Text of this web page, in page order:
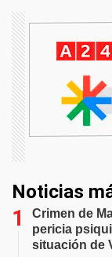
Noticias
Crimen de
pericia
situación de